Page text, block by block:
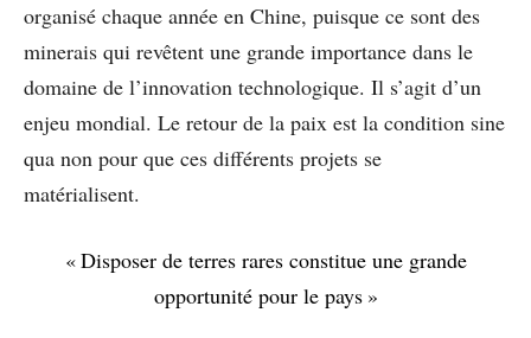
organisé chaque année en Chine, puisque ce sont des
minerais qui revêtent une grande importance dans le
domaine de l’innovation technologique. Il s’agit d’un
enjeu mondial. Le retour de la paix est la condition sine
qua non pour que ces différents projets se
matérialisent.
« Disposer de terres rares constitue une grande
opportunité pour le pays »